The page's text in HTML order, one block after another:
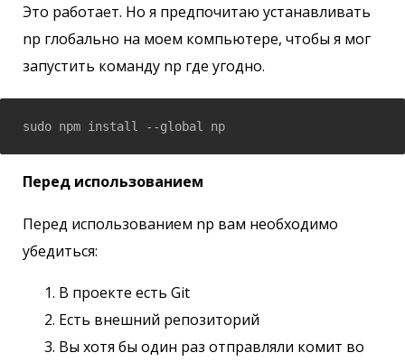
Это работает. Но я предпочитаю устанавливать
np глобально на моем компьютере, чтобы я мог
запустить команду np где угодно.
sudo npm install --global np
Перед использованием
Перед использованием np вам необходимо
убедиться:
В проекте есть Git
Есть внешний репозиторий
Вы хотя бы один раз отправляли комит во